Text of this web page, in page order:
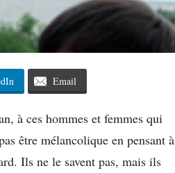
Email
à ces hommes et femmes qui
être mélancolique en pensant à
Ils ne le savent pas, mais ils